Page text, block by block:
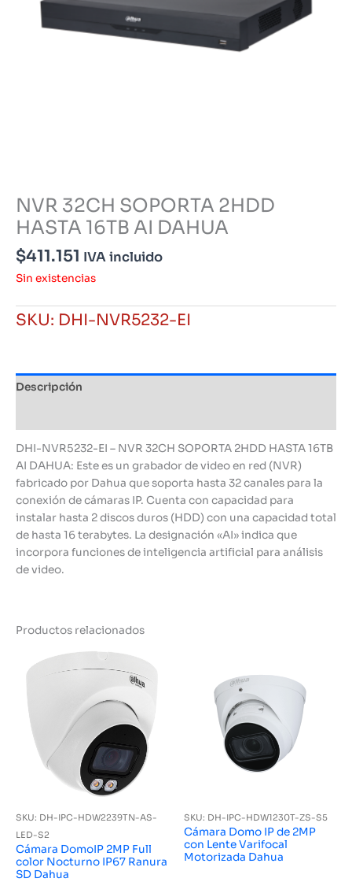
NVR 32CH SOPORTA 2HDD
HASTA 16TB AI DAHUA
$411.151 IVA incluido
Sin existencias
SKU: DHI-NVR5232-EI
Descripción
DHI-NVR5232-EI – NVR 32CH SOPORTA 2HDD HASTA 16TB
AI DAHUA: Este es un grabador de video en red (NVR)
fabricado por Dahua que soporta hasta 32 canales para la
conexión de cámaras IP. Cuenta con capacidad para
instalar hasta 2 discos duros (HDD) con una capacidad total
de hasta 16 terabytes. La designación «AI» indica que
incorpora funciones de inteligencia artificial para análisis
de video.
Productos relacionados
SKU: DH-IPC-HDW2239TN-AS-
LED-S2
Cámara DomoIP 2MP Full
color Nocturno IP67 Ranura
SD Dahua
SKU: DH-IPC-HDW1230T-ZS-S5
Cámara Domo IP de 2MP
con Lente Varifocal
Motorizada Dahua